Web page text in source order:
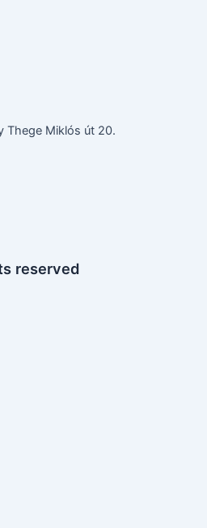
Thege Miklós út 20.
reserved